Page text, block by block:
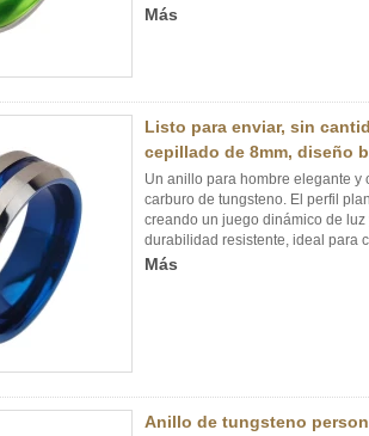
Más
Listo para enviar, sin
cepillado de 8mm, diseño
Un anillo para hombre elegante
carburo de tungsteno. El perfil
creando un juego dinámico de
durabilidad resistente, ideal para
Más
Anillo de tungsteno